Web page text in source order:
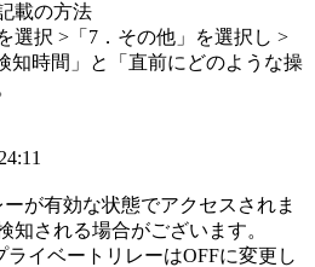
載の方法
選択 >「7．その他」を選択し >
知時間」と「直前にどのような操
が有効な状態でアクセスされま
知される場合がございます。
イベートリレーはOFFに変更し